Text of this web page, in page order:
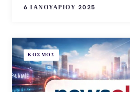
6 ΙΑΝΟΥΑΡΊΟΥ 2025
ΚΟΣΜΟΣ